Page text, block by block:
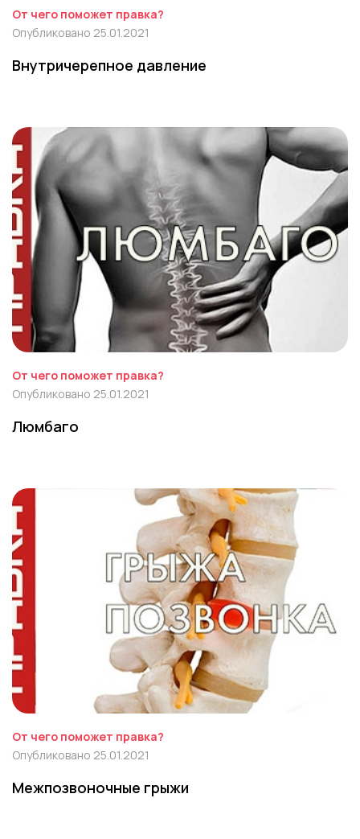
От чего поможет правка?
Опубликовано 25.01.2021
Внутричерепное давление
От чего поможет правка?
Опубликовано 25.01.2021
Люмбаго
От чего поможет правка?
Опубликовано 25.01.2021
Межпозвоночные грыжи